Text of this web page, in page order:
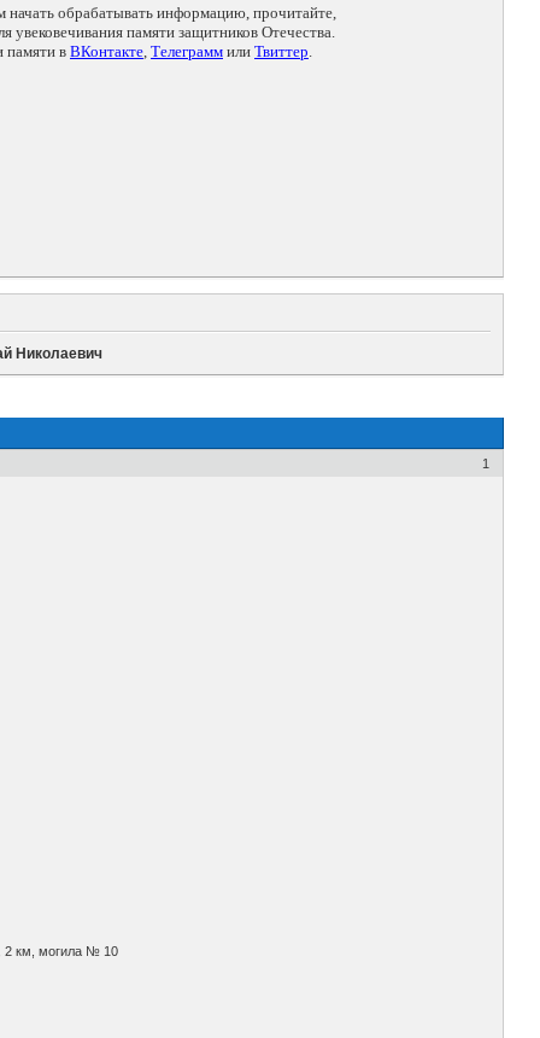
начать обрабатывать информацию, прочитайте,
памяти защитников Отечества.
памяти в ВКонтакте, Телеграмм или Твиттер.
Николаевич
1
2 км, могила № 10